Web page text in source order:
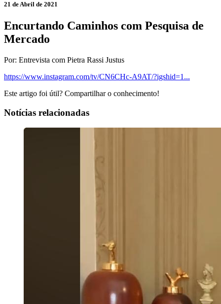
21 de Abril de 2021
Encurtando Caminhos com Pesquisa de
Mercado
Por: Entrevista com Pietra Rassi Justus
https://www.instagram.com/tv/CN6CHc-A9AT/?igshid=1...
Este artigo foi útil? Compartilhar o conhecimento!
Notícias relacionadas